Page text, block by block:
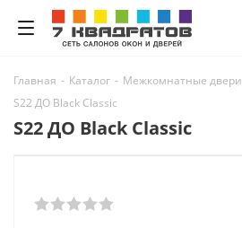
Главная - Каталог - Межкомнатные двери
S22 ДО Black Classic
S22 ДО Black Classic